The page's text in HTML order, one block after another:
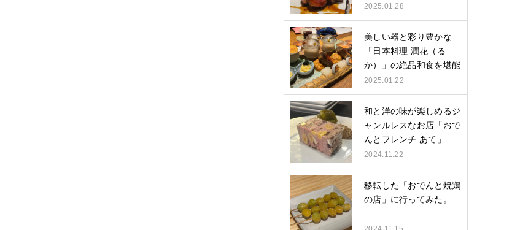
2025.01.28
美しい器と彩り豊かな
「日本料理 潤花（る
か）」の絶品和食を堪能
し…
2025.01.22
和と洋の味が楽しめるジ
ャンルレスなお店「おで
んとフレンチ あて」
2024.11.22
移転した「おでんと焼鶏
の店」に行ってみた。